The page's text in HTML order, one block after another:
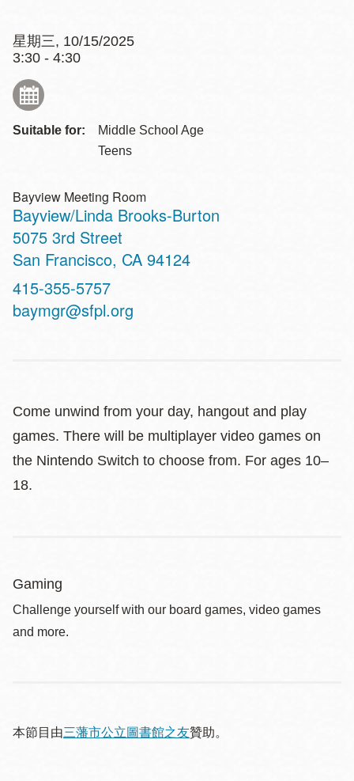
星期三, 10/15/2025
3:30 - 4:30
Suitable for:
Middle School Age
Teens
Bayview Meeting Room
Bayview/Linda Brooks-Burton
Address
5075 3rd Street
San Francisco, CA 94124
Contact
Telephone
415-355-5757
baymgr@sfpl.org
Come unwind from your day, hangout and play
games. There will be multiplayer video games on
the Nintendo Switch to choose from. For ages 10–
18.
Gaming
Challenge yourself with our board games, video games
and more.
本節目由三藩市公立圖書館之友贊助。